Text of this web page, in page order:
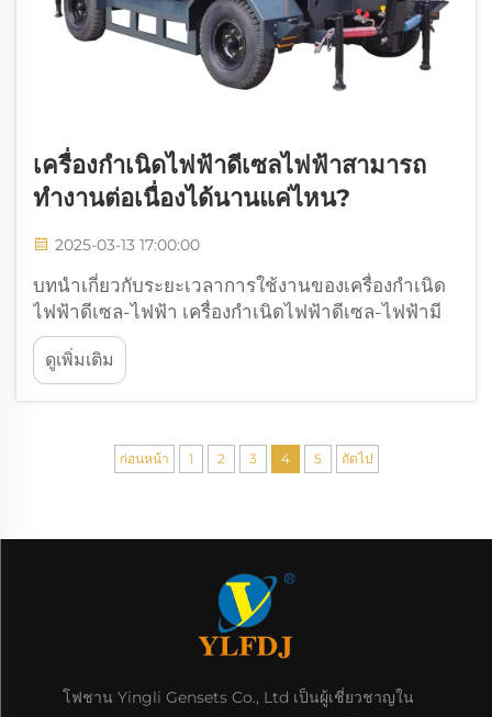
เครื่องกำเนิดไฟฟ้าดีเซลไฟฟ้าสามารถ
ทำงานต่อเนื่องได้นานแค่ไหน?
2025-03-13 17:00:00
บทนำเกี่ยวกับระยะเวลาการใช้งานของเครื่องกำเนิด
ไฟฟ้าดีเซล-ไฟฟ้า เครื่องกำเนิดไฟฟ้าดีเซล-ไฟฟ้ามี
บทบาทสำคัญในหลายอุตสาหกรรมต่างๆ โดยทำหน้าที่
เป็นแหล่งพลังงานสำรองในยามฉุกเฉินหรือเมื่อระบบ
สายส่งไฟฟ้าขัดข้อง เราสามารถเห็นการทำงานของ
ดูเพิ่มเติม
ก่อนหน้า 1 2 3 4 5 ถัดไป
โฟชาน Yingli Gensets Co., Ltd เป็นผู้เชี่ยวชาญใน